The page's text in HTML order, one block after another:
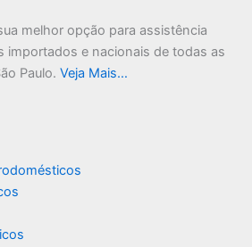
melhor opção para assistência
importados e nacionais de todas as
Paulo. Veja Mais…